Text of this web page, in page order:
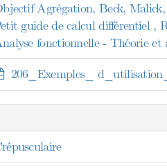
Agrégation, Beck, Malick,
guide de calcul différentiel ,
fonctionnelle - Théorie
206_Exemples_